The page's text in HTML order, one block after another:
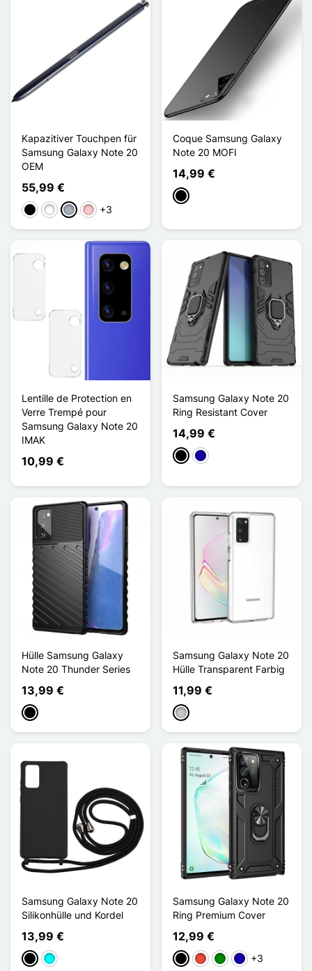
Kapazitiver Touchpen für
Samsung Galaxy Note 20
OEM
55,99 €
Schwarz
WeißGrauPink+3
Coque Samsung Galaxy
Note 20 MOFI
14,99 €
Schwarz
Lentille de Protection en
Verre Trempé pour
Samsung Galaxy Note 20
IMAK
10,99 €
Samsung Galaxy Note 20
Ring Resistant Cover
14,99 €
SchwarzDunkelblau
Hülle Samsung Galaxy
Note 20 Thunder Series
13,99 €
Schwarz
Samsung Galaxy Note 20
Hülle Transparent Farbig
11,99 €
Transparent
Samsung Galaxy Note 20
Silikonhülle und Kordel
13,99 €
Schwarz
Cyan
Samsung Galaxy Note 20
Ring Premium Cover
12,99 €
Schwarz
Rot GrünDunkelblau
+3